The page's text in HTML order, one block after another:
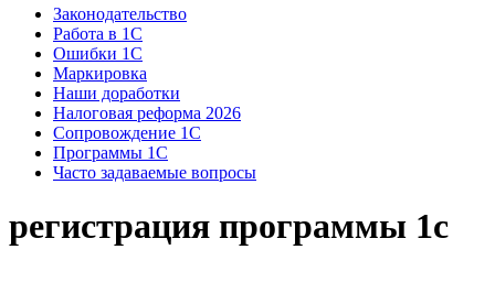
Законодательство
Работа в 1С
Ошибки 1С
Маркировка
Наши доработки
Налоговая реформа 2026
Сопровождение 1С
Программы 1С
Часто задаваемые вопросы
регистрация программы 1с